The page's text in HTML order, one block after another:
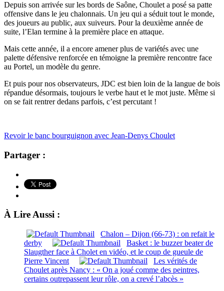
Depuis son arrivée sur les bords de Saône, Choulet a posé sa patte
offensive dans le jeu chalonnais. Un jeu qui a séduit tout le monde,
des joueurs au public, aux suiveurs. Pour la deuxième année de
suite, l’Elan termine à la première place en attaque.
Mais cette année, il a encore amener plus de variétés avec une
palette défensive renforcée en témoigne la première rencontre face
au Portel, un modèle du genre.
Et puis pour nos observateurs, JDC est bien loin de la langue de bois
répandue désormais, toujours le verbe haut et le mot juste. Même si
on se fait rentrer dedans parfois, c’est percutant !
Revoir le banc bourguignon avec Jean-Denys Choulet
Partager :
À Lire Aussi :
Chalon – Dijon (66-73) : on refait le
derby
Basket : le buzzer beater de
Slaugther face à Cholet en vidéo, et le coup de gueule de
Pierre Vincent
Les vérités de
Choulet après Nancy : « On a joué comme des peintres,
certains outrepassent leur rôle, on a crevé l’abcès »